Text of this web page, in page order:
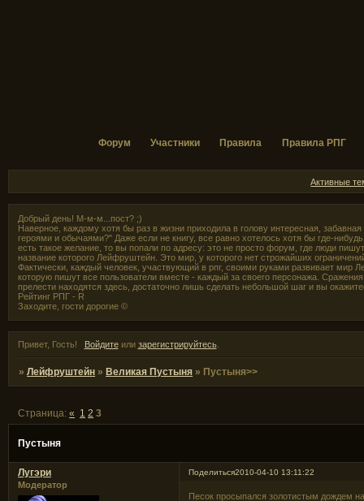
Форум Участники Правила Правила РПГ
Активные
Добрый день! М-м-м...пост? ;)
Наверное, каждому хотя бы раз в жизни приходила в голову интересная,
героями и обычаями?" Даже если не книгу, все равно хотелось хотя бы где-
есть такое желание, то вы попали по адресу: это не просто форум, где люди
название которого Лейфруштейн. Это мир, у которого нет строжайших
Фактически, каждый человек, участвующий в рпг, своими руками развивает мир
которую пишут все пользователи вместе - каждый за своего персонажа.
прелести находятся здесь, достаточно лишь сделать небольшой шаг и вы
Рейтинг РПГ - R
Заходите, гости дорогие ©
Привет, Гость! Войдитеили зарегистрируйтесь.
»Лейфруштейн » Великая Пустыня » Пустыня>>
Пустыня
Страница:« 1 2 3
Поделиться2010-04-10 13:11:22
Лугэри
Модератор
Песок просыпался золотистым дождем